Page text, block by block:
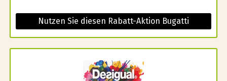
Nutzen Sie diesen Rabatt-Aktion Bugatti